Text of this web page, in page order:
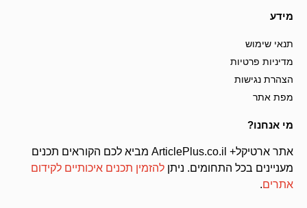
מידע
תנאי שימוש
מדיניות פרטיות
הצהרת נגישות
מפת אתר
מי אנחנו?
אתר ארטיקל+ ArticlePlus.co.il מביא לכם הקוראים תכנים
מעניינים בכל התחומים. ניתן להזמין תכנים איכותיים לקידום
אתרים.